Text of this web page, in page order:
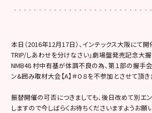
本日（2016年12月17日）、インテックス大阪にて開
TRIP/しあわせを分けなさい」劇場盤発売記念大握
NMB48 村中有基が体調不良の為、第１部の握手会
ン&囲み取材大会【A】＃０８を不参加とさせて頂き
振替開催の可否につきましても、後日改めて別エ
しますので今しばらくお待ちくださいますようお願